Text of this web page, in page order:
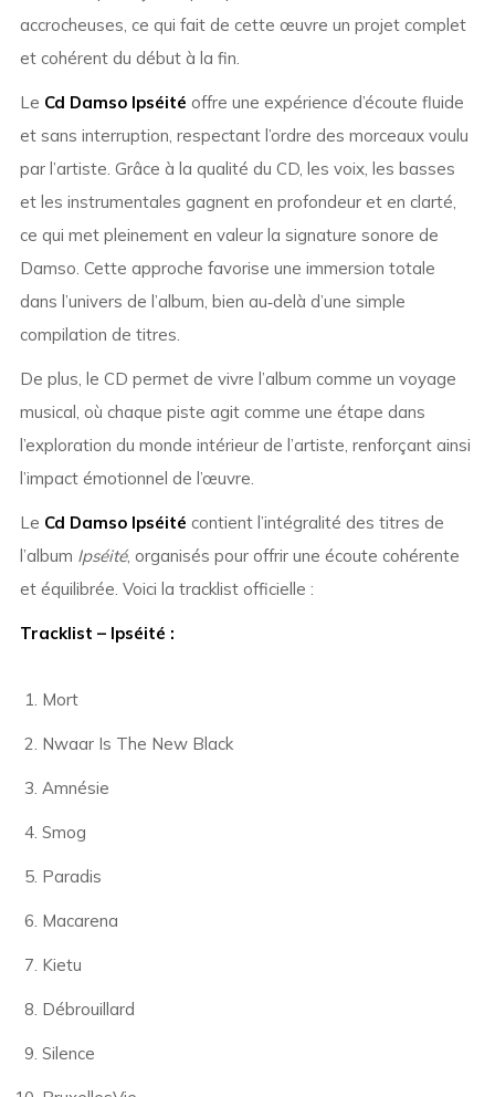
accrocheuses, ce qui fait de cette œuvre un projet complet
et cohérent du début à la fin.
Le Cd Damso Ipséité offre une expérience d’écoute fluide
et sans interruption, respectant l’ordre des morceaux voulu
par l’artiste. Grâce à la qualité du CD, les voix, les basses
et les instrumentales gagnent en profondeur et en clarté,
ce qui met pleinement en valeur la signature sonore de
Damso. Cette approche favorise une immersion totale
dans l’univers de l’album, bien au‑delà d’une simple
compilation de titres.
De plus, le CD permet de vivre l’album comme un voyage
musical, où chaque piste agit comme une étape dans
l’exploration du monde intérieur de l’artiste, renforçant ainsi
l’impact émotionnel de l’œuvre.
Le Cd Damso Ipséité contient l’intégralité des titres de
l’album Ipséité, organisés pour offrir une écoute cohérente
et équilibrée. Voici la tracklist officielle :
Tracklist – Ipséité :
Mort
Nwaar Is The New Black
Amnésie
Smog
Paradis
Macarena
Kietu
Débrouillard
Silence